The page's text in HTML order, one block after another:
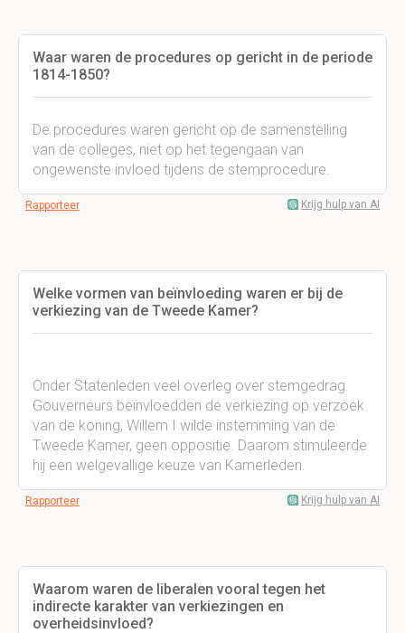
Waar waren de procedures op gericht in de periode
1814-1850?
De procedures waren gericht op de samenstelling
van de colleges, niet op het tegengaan van
ongewenste invloed tijdens de stemprocedure.
Rapporteer Krijg hulp van AI
Welke vormen van beïnvloeding waren er bij de
verkiezing van de Tweede Kamer?
Onder Statenleden veel overleg over stemgedrag.
Gouverneurs beïnvloedden de verkiezing op verzoek
van de koning, Willem I wilde instemming van de
Tweede Kamer, geen oppositie. Daarom stimuleerde
hij een welgevallige keuze van Kamerleden.
Rapporteer Krijg hulp van AI
Waarom waren de liberalen vooral tegen het
indirecte karakter van verkiezingen en
overheidsinvloed?